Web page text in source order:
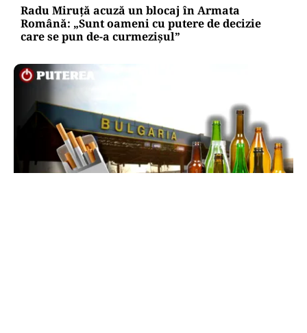
Radu Miruță acuză un blocaj în Armata
Română: „Sunt oameni cu putere de decizie
care se pun de-a curmezișul”